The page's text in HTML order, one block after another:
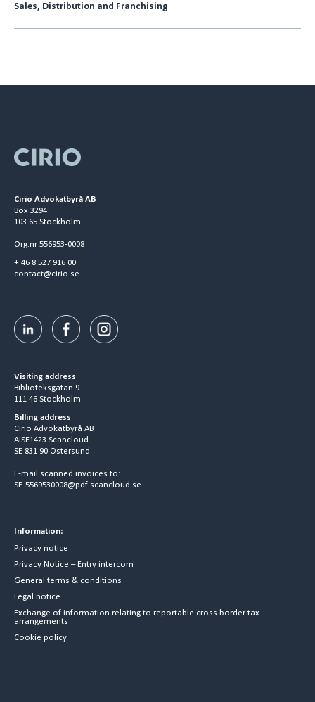
Sales, Distribution and Franchising
Cirio Advokatbyrå AB
Box 3294
103 65 Stockholm
Org.nr 556953-0008
+ 46 8 527 916 00
contact@cirio.se
Visiting address
Biblioteksgatan 9
111 46 Stockholm
Billing address
Cirio Advokatbyrå AB
AISE1423 Scancloud
SE 831 90 Östersund
E-mail scanned invoices to:
SE-5569530008@pdf.scancloud.se
Information:
Privacy notice
Privacy Notice – Entry intercom
General terms & conditions
Legal notice
Exchange of information relating to reportable cross border tax
arrangements
Cookie policy